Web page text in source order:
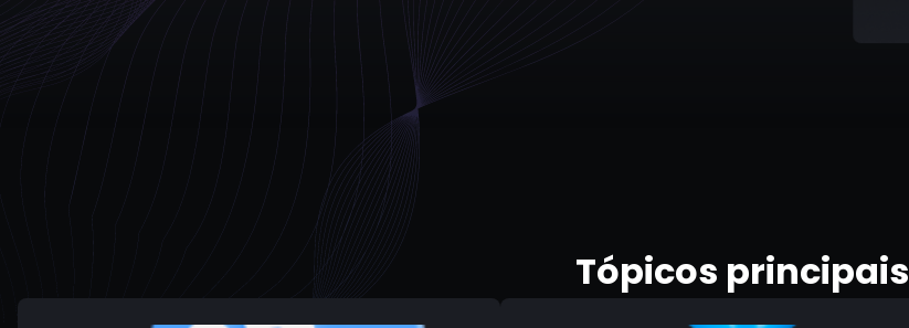
Tópicos principais